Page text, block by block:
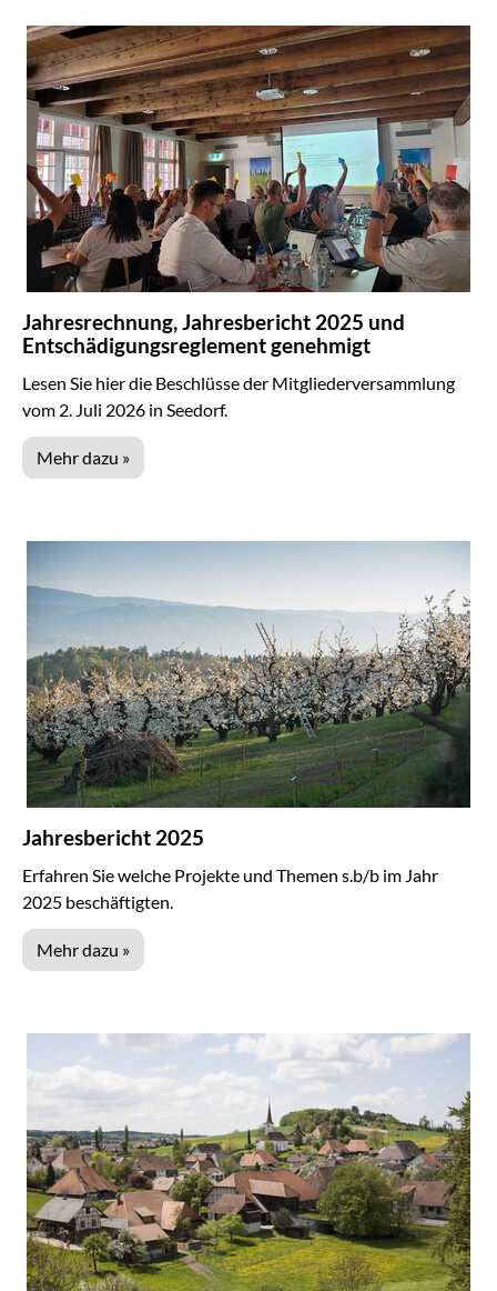
Jahresrechnung, Jahresbericht 2025 und
Entschädigungsreglement genehmigt
Lesen Sie hier die Beschlüsse der Mitgliederversammlung
vom 2. Juli 2026 in Seedorf.
Mehr dazu »
Jahresbericht 2025
Erfahren Sie welche Projekte und Themen s.b/b im Jahr
2025 beschäftigten.
Mehr dazu »